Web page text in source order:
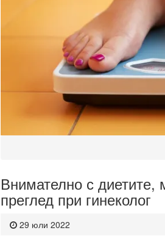
Внимателно с диетите,
преглед при гинеколог
29 юли 2022